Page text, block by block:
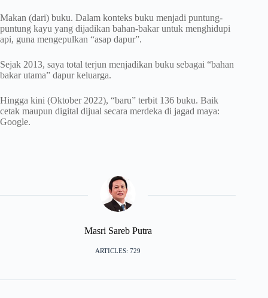
Makan (dari) buku. Dalam konteks buku menjadi puntung-
puntung kayu yang dijadikan bahan-bakar untuk menghidupi
api, guna mengepulkan “asap dapur”.
Sejak 2013, saya total terjun menjadikan buku sebagai “bahan
bakar utama” dapur keluarga.
Hingga kini (Oktober 2022), “baru” terbit 136 buku. Baik
cetak maupun digital dijual secara merdeka di jagad maya:
Google.
Masri Sareb Putra
ARTICLES: 729